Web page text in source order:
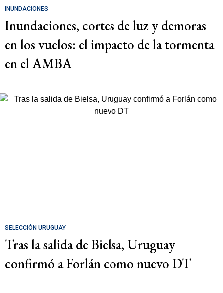
INUNDACIONES
Inundaciones, cortes de luz y demoras
en los vuelos: el impacto de la tormenta
en el AMBA
SELECCIÓN URUGUAY
Tras la salida de Bielsa, Uruguay
confirmó a Forlán como nuevo DT